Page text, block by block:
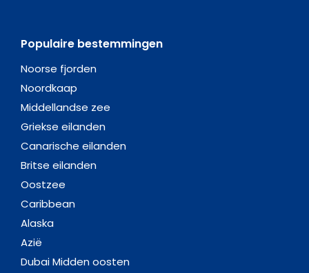
Populaire bestemmingen
Noorse fjorden
Noordkaap
Middellandse zee
Griekse eilanden
Canarische eilanden
Britse eilanden
Oostzee
Caribbean
Alaska
Azië
Dubai Midden oosten